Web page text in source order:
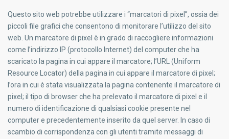
Questo sito web potrebbe utilizzare i “marcatori di pixel”, ossia dei
piccoli file grafici che consentono di monitorare l’utilizzo del sito
web. Un marcatore di pixel è in grado di raccogliere informazioni
come l’indirizzo IP (protocollo Internet) del computer che ha
scaricato la pagina in cui appare il marcatore; l’URL (Uniform
Resource Locator) della pagina in cui appare il marcatore di pixel;
l’ora in cui è stata visualizzata la pagina contenente il marcatore di
pixel; il tipo di browser che ha prelevato il marcatore di pixel e il
numero di identificazione di qualsiasi cookie presente nel
computer e precedentemente inserito da quel server. In caso di
scambio di corrispondenza con gli utenti tramite messaggi di